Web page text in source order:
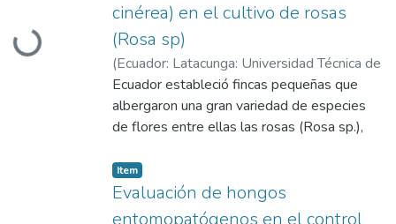
Loading...
cinérea) en el cultivo de rosas
(Rosa sp)
(Ecuador: Latacunga: Universidad Técnica de
Cotopaxi (UTC),2024-01-01)Castellano
Cañizares, Ramiro Xavier;Luzón Toscano,
Néstor Santiago
Ecuador estableció fincas pequeñas que
albergaron una gran variedad de especies
de flores entre ellas las rosas (Rosa sp.),
las han afectado entre ellos Botrytis cinerea
es una de las principales enfermedades que
perjudican los cultivos, generando pérdidas
Item
Evaluación de hongos